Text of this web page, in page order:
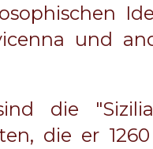
und
die
die er